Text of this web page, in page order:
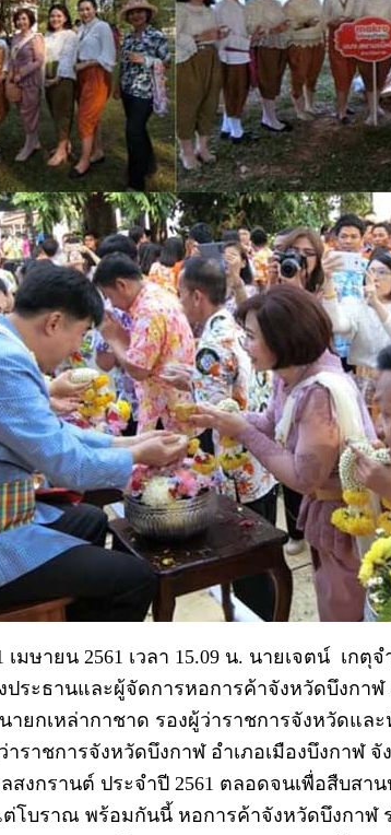
น 2561 เวลา 15.09 น. นายเจตน์ เกตุจ
ระธานและผู้จัดการหอการค้าจังหวัดบึงกา
ายกเหล่ากาชาด รองผู้ว่าราชการจังหวัดแ
ราชการจังหวัดบึงกาฬ อำเภอเมืองบึงกาฬ จั
สงกรานต์ ประจำปี 2561 ตลอดจนเพื่อสืบส
โบราณ พร้อมกันนี้ หอการค้าจังหวัดบึงกาฬ